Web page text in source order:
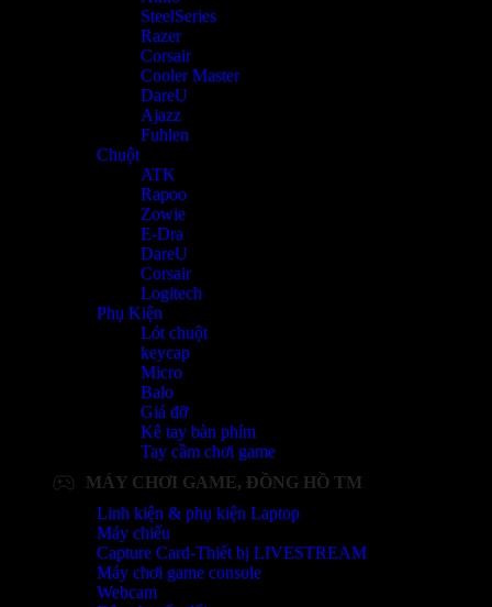
SteelSeries
Razer
Corsair
Cooler Master
DareU
Ajazz
Fuhlen
Chuột
ATK
Rapoo
Zowie
E-Dra
DareU
Corsair
Logitech
Phụ Kiện
Lót chuột
keycap
Micro
Balo
Giá đỡ
Kê tay bàn phím
Tay cầm chơi game
MÁY CHƠI GAME, ĐỒNG HỒ TM
Linh kiện & phụ kiện Laptop
Máy chiếu
Capture Card-Thiết bị LIVESTREAM
Máy chơi game console
Webcam